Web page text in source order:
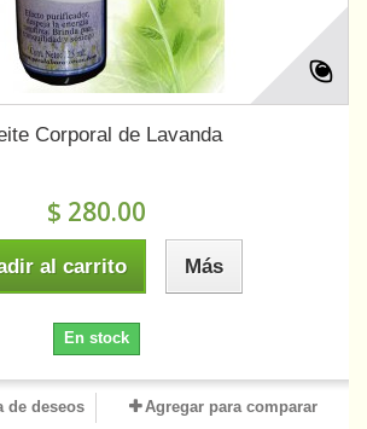
Corporal de Lavanda
$ 280.00
al carrito Más
En stock
de deseos Agregar para comparar